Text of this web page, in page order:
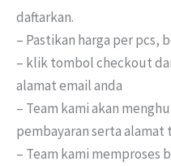
daftarkan.
– Pastikan harga per pcs,
– klik tombol checkout
alamat email anda
– Team kami akan
pembayaran serta alamat
– Team kami memproses